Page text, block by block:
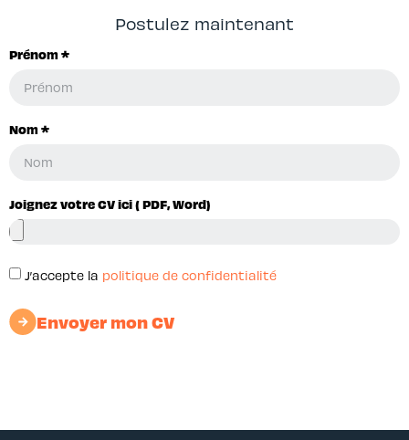
Postulez maintenant
Prénom *
Nom *
Joignez votre CV ici ( PDF, Word)
J’accepte la politique de confidentialité
Envoyer mon CV